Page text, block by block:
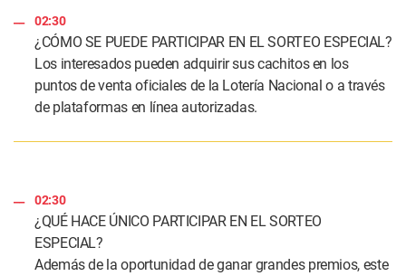
02:30
¿CÓMO SE PUEDE PARTICIPAR EN EL SORTEO ESPECIAL?
Los interesados pueden adquirir sus cachitos en los
puntos de venta oficiales de la Lotería Nacional o a través
de plataformas en línea autorizadas.
02:30
¿QUÉ HACE ÚNICO PARTICIPAR EN EL SORTEO
ESPECIAL?
Además de la oportunidad de ganar grandes premios, este